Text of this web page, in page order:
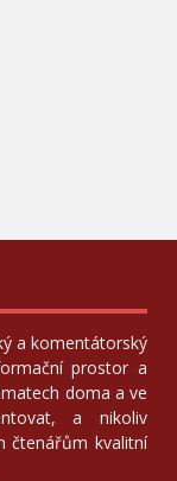
a komentátorský
prostor a
doma a ve
a nikoliv
čtenářům kvalitní